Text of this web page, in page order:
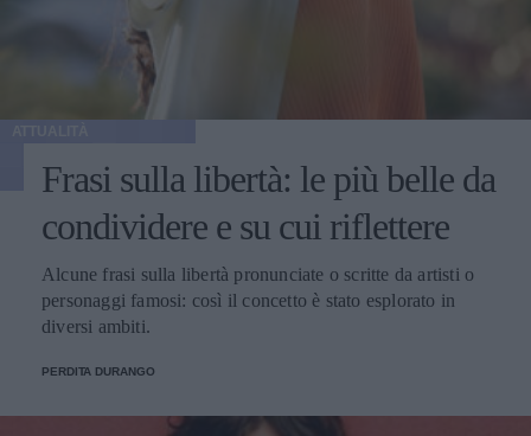
Frasi sulla libertà: le più belle da
condividere e su cui riflettere
Alcune frasi sulla libertà pronunciate o scritte da artisti o
personaggi famosi: così il concetto è stato esplorato in
diversi ambiti.
PERDITA DURANGO